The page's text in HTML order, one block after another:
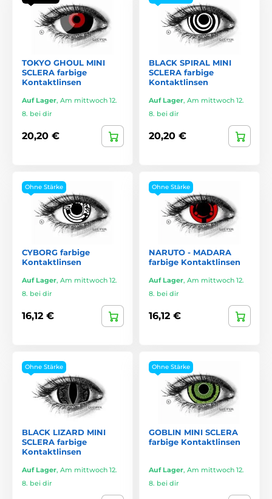
TOKYO GHOUL MINI
SCLERA farbige
Kontaktlinsen
Auf Lager, Am mittwoch 12.
8. bei dir
20,20 €
BLACK SPIRAL MINI
SCLERA farbige
Kontaktlinsen
Auf Lager, Am mittwoch 12.
8. bei dir
20,20 €
Ohne Stärke
CYBORG farbige
Kontaktlinsen
Auf Lager, Am mittwoch 12.
8. bei dir
16,12 €
Ohne Stärke
NARUTO - MADARA
farbige Kontaktlinsen
Auf Lager, Am mittwoch 12.
8. bei dir
16,12 €
Ohne Stärke
BLACK LIZARD MINI
SCLERA farbige
Kontaktlinsen
Auf Lager, Am mittwoch 12.
8. bei dir
Ohne Stärke
GOBLIN MINI SCLERA
farbige Kontaktlinsen
Auf Lager, Am mittwoch 12.
8. bei dir